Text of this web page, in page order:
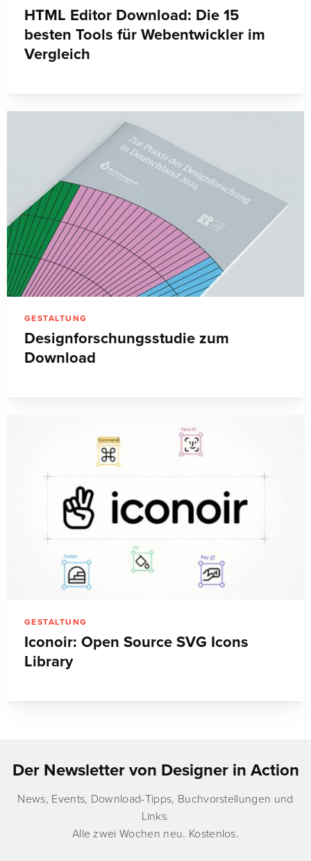
HTML Editor Download: Die 15
besten Tools für Webentwickler im
Vergleich
GESTALTUNG
Designforschungsstudie zum
Download
GESTALTUNG
Iconoir: Open Source SVG Icons
Library
Der Newsletter von Designer in Action
News, Events, Download-Tipps, Buchvorstellungen und
Links.
Alle zwei Wochen neu. Kostenlos.